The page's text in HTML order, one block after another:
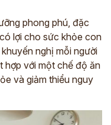
phong phú, đặc
lợi cho sức khỏe con
nghị mỗi người
hợp với một chế độ ăn
và giảm thiểu nguy